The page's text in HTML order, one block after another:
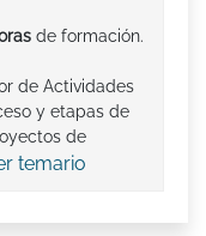
de formación.
de Actividades
y etapas de
de
temario